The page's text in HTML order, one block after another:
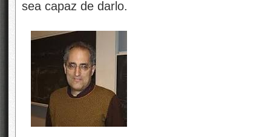
sea capaz de darlo.